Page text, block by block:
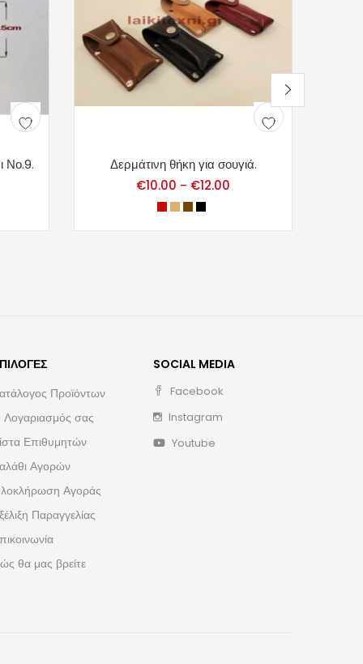
Νο.9.
Δερμάτινη θήκη για σουγιά.
€10.00 – €12.00
Προϊόντων
σας
Επιθυμητών
Αγορών
Αγοράς
Παραγγελίας
θα μας βρείτε
SOCIAL MEDIA
Facebook
Instagram
Youtube